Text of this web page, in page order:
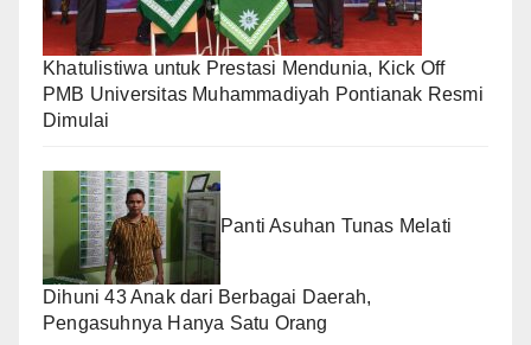
Khatulistiwa untuk Prestasi Mendunia, Kick Off
PMB Universitas Muhammadiyah Pontianak Resmi
Dimulai
Panti Asuhan Tunas Melati
Dihuni 43 Anak dari Berbagai Daerah,
Pengasuhnya Hanya Satu Orang